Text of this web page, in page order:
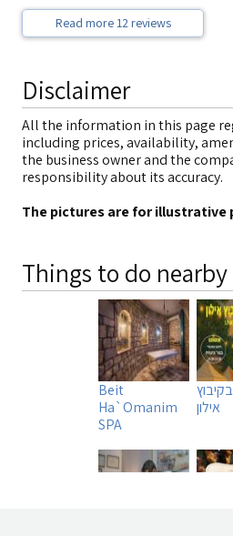
Read more 12 reviews
Disclaimer
All the information in this page
including prices, availability,
the business owner and the
responsibility about its accuracy.
The pictures are for illustrative
Things to do nearby
אילון
Beit
Ha`Omanim
SPA